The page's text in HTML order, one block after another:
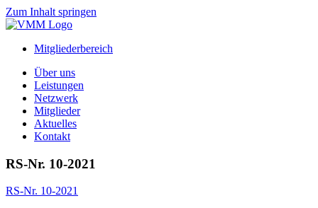
Zum Inhalt springen
Mitgliederbereich
Über uns
Leistungen
Netzwerk
Mitglieder
Aktuelles
Kontakt
RS-Nr. 10-2021
RS-Nr. 10-2021